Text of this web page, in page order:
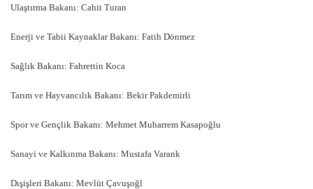
Ulaştırma Bakanı: Cahit Turan
Enerji ve Tabii Kaynaklar Bakanı: Fatih Dönmez
Sağlık Bakanı: Fahrettin Koca
Tarım ve Hayvancılık Bakanı: Bekir Pakdemirli
Spor ve Gençlik Bakanı: Mehmet Muharrem Kasapoğlu
Sanayi ve Kalkınma Bakanı: Mustafa Varank
Dışişleri Bakanı: Mevlüt Çavuşoğl